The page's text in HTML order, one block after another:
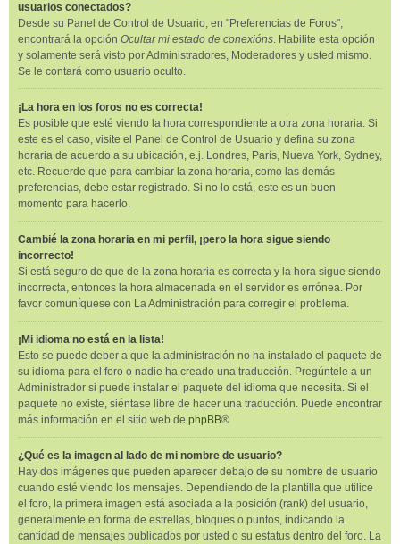
usuarios conectados?
Desde su Panel de Control de Usuario, en "Preferencias de Foros",
encontrará la opción Ocultar mi estado de conexións. Habilite esta opción
y solamente será visto por Administradores, Moderadores y usted mismo.
Se le contará como usuario oculto.
¡La hora en los foros no es correcta!
Es posible que esté viendo la hora correspondiente a otra zona horaria. Si
este es el caso, visite el Panel de Control de Usuario y defina su zona
horaria de acuerdo a su ubicación, e.j. Londres, París, Nueva York, Sydney,
etc. Recuerde que para cambiar la zona horaria, como las demás
preferencias, debe estar registrado. Si no lo está, este es un buen
momento para hacerlo.
Cambié la zona horaria en mi perfil, ¡pero la hora sigue siendo
incorrecto!
Si está seguro de que de la zona horaria es correcta y la hora sigue siendo
incorrecta, entonces la hora almacenada en el servidor es errónea. Por
favor comuníquese con La Administración para corregir el problema.
¡Mi idioma no está en la lista!
Esto se puede deber a que la administración no ha instalado el paquete de
su idioma para el foro o nadie ha creado una traducción. Pregúntele a un
Administrador si puede instalar el paquete del idioma que necesita. Si el
paquete no existe, siéntase libre de hacer una traducción. Puede encontrar
más información en el sitio web de phpBB®
¿Qué es la imagen al lado de mi nombre de usuario?
Hay dos imágenes que pueden aparecer debajo de su nombre de usuario
cuando esté viendo los mensajes. Dependiendo de la plantilla que utilice
el foro, la primera imagen está asociada a la posición (rank) del usuario,
generalmente en forma de estrellas, bloques o puntos, indicando la
cantidad de mensajes publicados por usted o su estatus dentro del foro. La